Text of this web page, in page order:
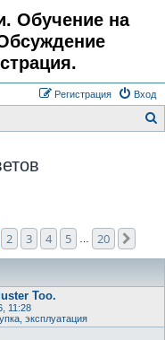
Обучение на
Вход
Регистрация
1 из
2 3 4 5 20
Too.
11:28
эксплуатация